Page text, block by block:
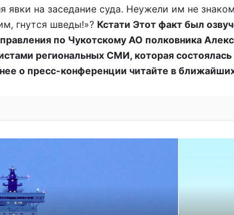
явки на заседание суда. Неужели им не
гнутся шведы!»? Кстати Этот факт был
по Чукотскому АО полковника
региональных СМИ, которая
о пресс-конференции читайте в